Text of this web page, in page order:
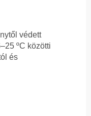
védett
ºC közötti
és